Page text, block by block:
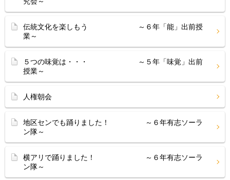
伝統文化を楽しもう ～６年「能」出前授
業～
５つの味覚は・・・ ～５年「味覚」出前
授業～
人権朝会
地区センでも踊りました！ ～６年有志ソーラ
ン隊～
横アリで踊りました！ ～６年有志ソーラ
ン隊～